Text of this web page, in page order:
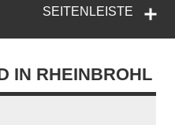
SEITENLEISTE
IN RHEINBROHL